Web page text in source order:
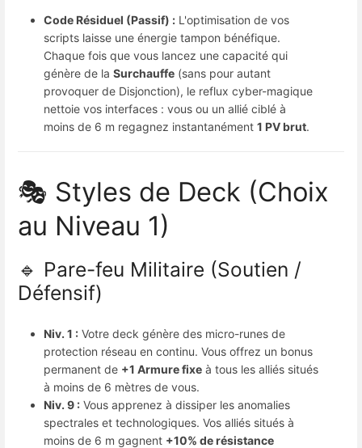
Code Résiduel (Passif) : L'optimisation de vos
scripts laisse une énergie tampon bénéfique.
Chaque fois que vous lancez une capacité qui
génère de la Surchauffe (sans pour autant
provoquer de Disjonction), le reflux cyber-magique
nettoie vos interfaces : vous ou un allié ciblé à
moins de 6 m regagnez instantanément 1 PV brut.
🎭 Styles de Deck (Choix
au Niveau 1)
🔹 Pare-feu Militaire (Soutien /
Défensif)
Niv. 1 : Votre deck génère des micro-runes de
protection réseau en continu. Vous offrez un bonus
permanent de +1 Armure fixe à tous les alliés situés
à moins de 6 mètres de vous.
Niv. 9 : Vous apprenez à dissiper les anomalies
spectrales et technologiques. Vos alliés situés à
moins de 6 m gagnent +10% de résistance